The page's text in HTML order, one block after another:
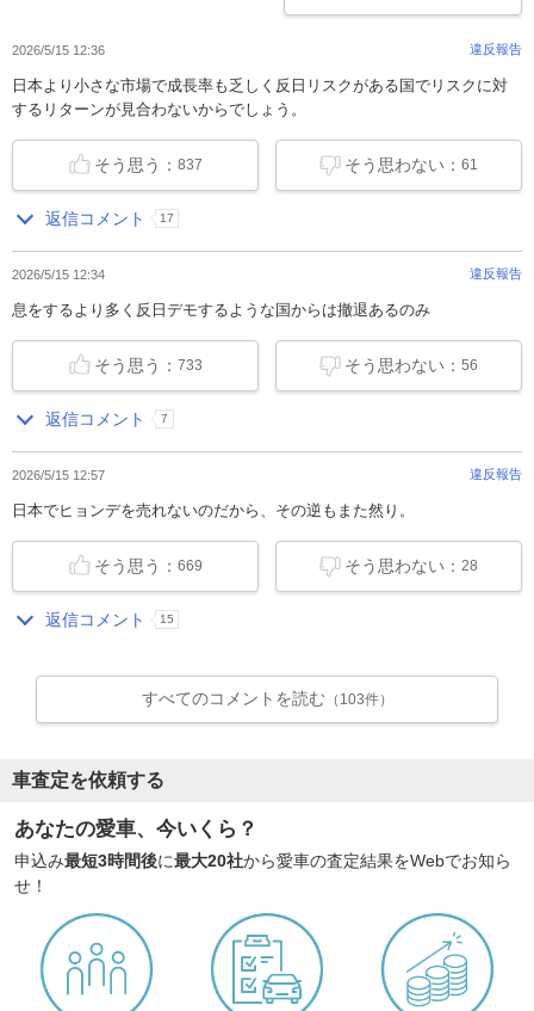
2026/5/15 12:36 違反報告
日本より小さな市場で成長率も乏しく反日リスクがある国でリスクに対
するリターンが見合わないからでしょう。
そう思わない： 61
そう思う： 837
返信コメント 17
2026/5/15 12:34 違反報告
息をするより多く反日デモするような国からは撤退あるのみ
そう思わない： 56
そう思う： 733
返信コメント 7
2026/5/15 12:57 違反報告
日本でヒョンデを売れないのだから、その逆もまた然り。
そう思わない： 28
そう思う： 669
返信コメント 15
すべてのコメントを読む （103件）
車査定を依頼する
あなたの愛車、今いくら？
申込み最短3時間後に最大20社から愛車の査定結果をWebでお知ら
せ！